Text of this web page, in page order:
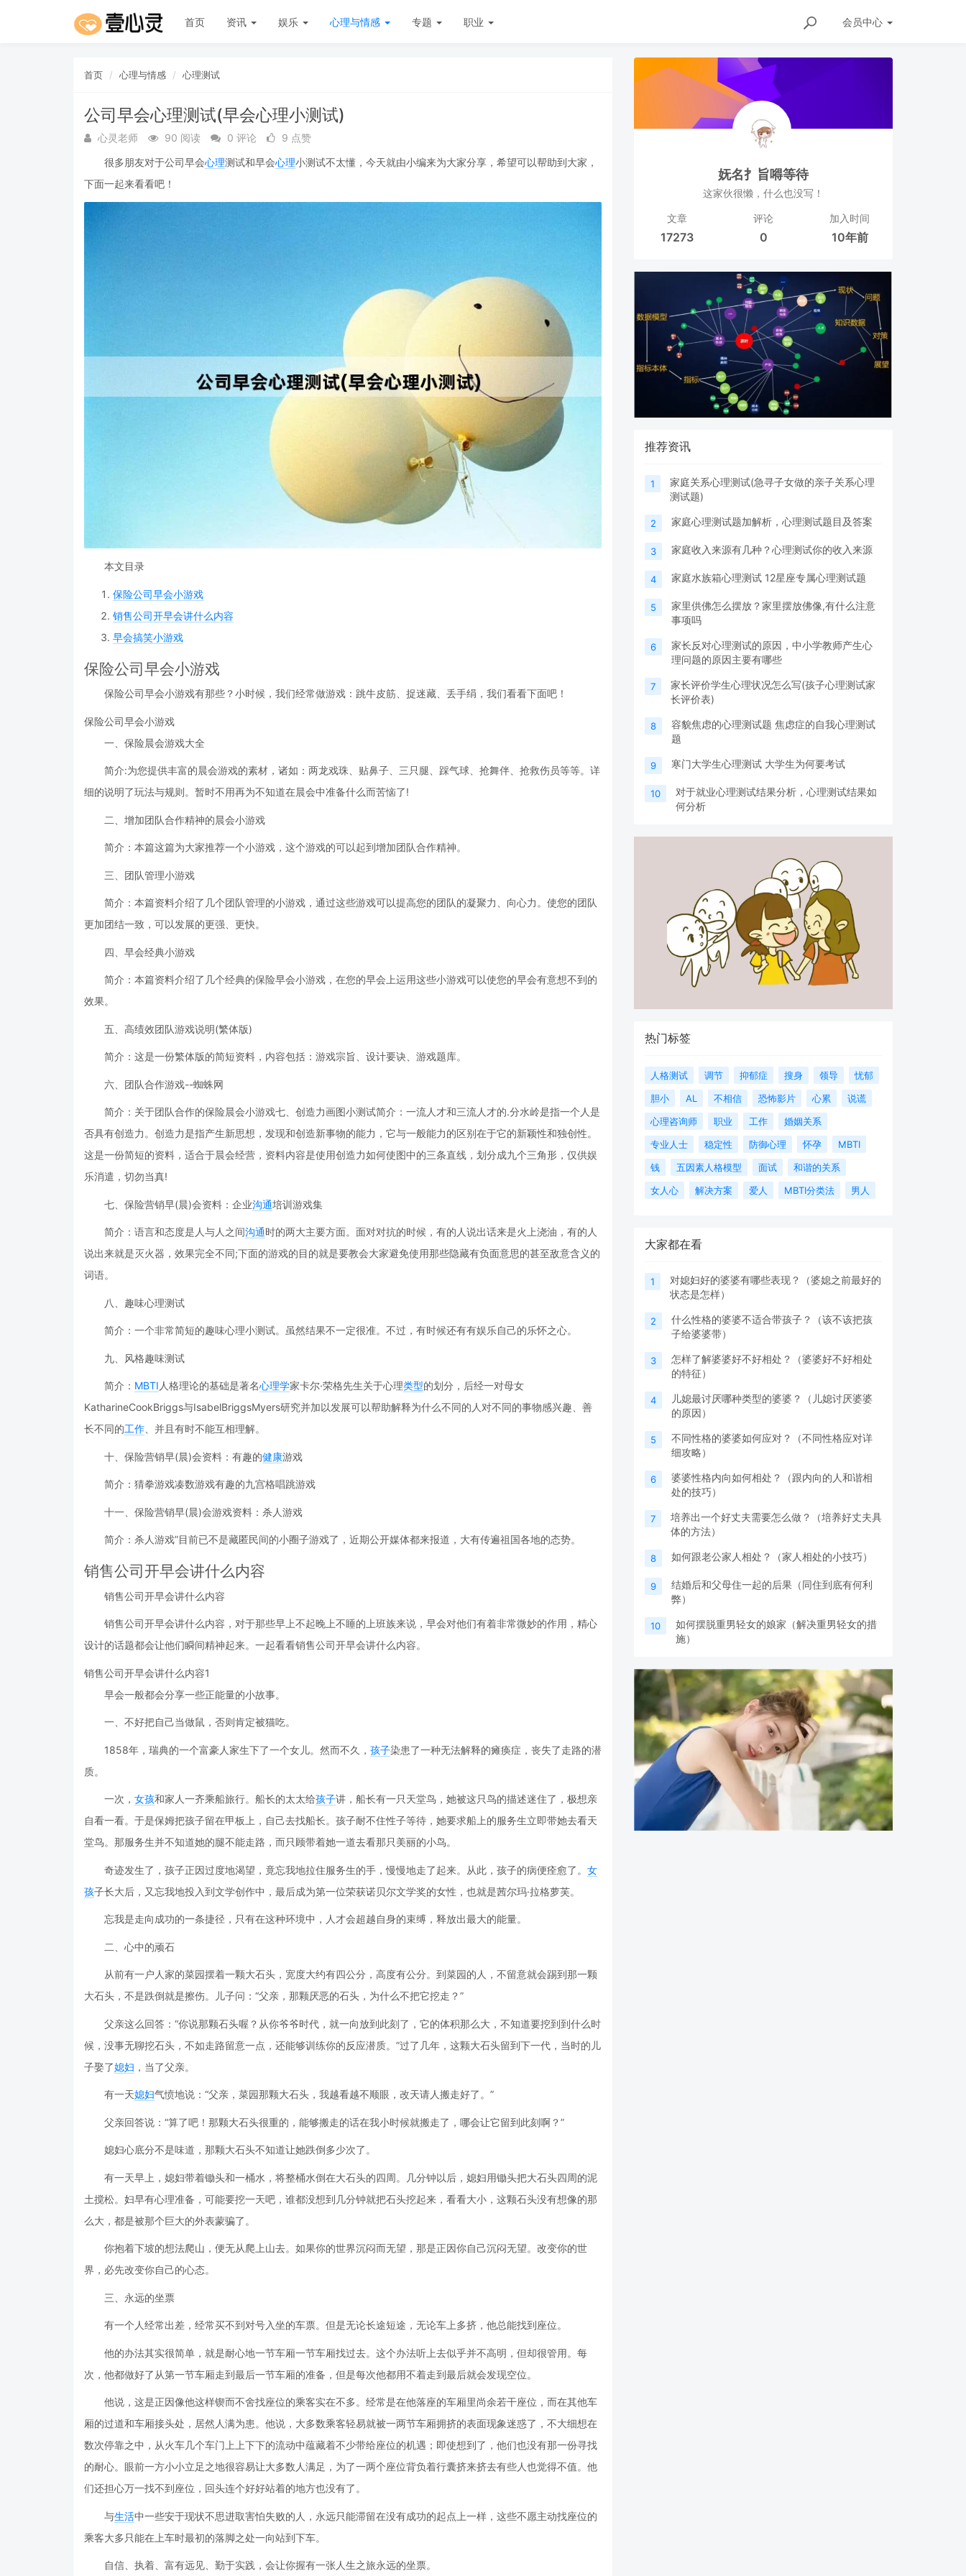
首页 资讯 娱乐 心理与情感 专题 职业 会员中心
首页 心理与情感 心理测试
公司早会心理测试(早会心理小测试)
心灵老师 90 阅读 0 评论
9 点赞
很多朋友对于公司早会心理测试和早会心理小测试不太懂，今天就由小编来为大家分享，希望可以帮助到大家，
下面一起来看看吧！
本文目录
保险公司早会小游戏
销售公司开早会讲什么内容
早会搞笑小游戏
保险公司早会小游戏
保险公司早会小游戏有那些？小时候，我们经常做游戏：跳牛皮筋、捉迷藏、丢手绢，我们看看下面吧！
保险公司早会小游戏
一、保险晨会游戏大全
简介:为您提供丰富的晨会游戏的素材，诸如：两龙戏珠、贴鼻子、三只腿、踩气球、抢舞伴、抢救伤员等等。详
细的说明了玩法与规则。暂时不用再为不知道在晨会中准备什么而苦恼了!
二、增加团队合作精神的晨会小游戏
简介：本篇这篇为大家推荐一个小游戏，这个游戏的可以起到增加团队合作精神。
三、团队管理小游戏
简介：本篇资料介绍了几个团队管理的小游戏，通过这些游戏可以提高您的团队的凝聚力、向心力。使您的团队
更加团结一致，可以发展的更强、更快。
四、早会经典小游戏
简介：本篇资料介绍了几个经典的保险早会小游戏，在您的早会上运用这些小游戏可以使您的早会有意想不到的
效果。
五、高绩效团队游戏说明(繁体版)
简介：这是一份繁体版的简短资料，内容包括：游戏宗旨、设计要诀、游戏题库。
六、团队合作游戏--蜘蛛网
简介：关于团队合作的保险晨会小游戏七、创造力画图小测试简介：一流人才和三流人才的.分水岭是指一个人是
否具有创造力。创造力是指产生新思想，发现和创造新事物的能力，它与一般能力的区别在于它的新颖性和独创性。
这是一份简短的资料，适合于晨会经营，资料内容是使用创造力如何使图中的三条直线，划分成九个三角形，仅供娱
乐消遣，切勿当真!
七、保险营销早(晨)会资料：企业沟通培训游戏集
简介：语言和态度是人与人之间沟通时的两大主要方面。面对对抗的时候，有的人说出话来是火上浇油，有的人
说出来就是灭火器，效果完全不同;下面的游戏的目的就是要教会大家避免使用那些隐藏有负面意思的甚至敌意含义的
词语。
八、趣味心理测试
简介：一个非常简短的趣味心理小测试。虽然结果不一定很准。不过，有时候还有有娱乐自己的乐怀之心。
九、风格趣味测试
简介： MBTI 人格理论的基础是著名心理学家卡尔·荣格先生关于心理类型的划分，后经一对母女
KatharineCookBriggs与IsabelBriggsMyers研究并加以发展可以帮助解释为什么不同的人对不同的事物感兴趣、善
长不同的工作 、并且有时不能互相理解。
十、保险营销早(晨)会资料：有趣的健康游戏
简介：猜拳游戏凑数游戏有趣的九宫格唱跳游戏
十一、保险营销早(晨)会游戏资料：杀人游戏
简介：杀人游戏”目前已不是藏匿民间的小圈子游戏了，近期公开媒体都来报道，大有传遍祖国各地的态势。
销售公司开早会讲什么内容
销售公司开早会讲什么内容
销售公司开早会讲什么内容，对于那些早上不起晚上不睡的上班族来说，早会对他们有着非常微妙的作用，精心
设计的话题都会让他们瞬间精神起来。一起看看销售公司开早会讲什么内容。
销售公司开早会讲什么内容1
早会一般都会分享一些正能量的小故事。
一、不好把自己当做鼠，否则肯定被猫吃。
1858年，瑞典的一个富豪人家生下了一个女儿。然而不久， 孩子染患了一种无法解释的瘫痪症，丧失了走路的潜
质。
一次， 女孩和家人一齐乘船旅行。船长的太太给孩子讲，船长有一只天堂鸟，她被这只鸟的描述迷住了，极想亲
自看一看。于是保姆把孩子留在甲板上，自己去找船长。孩子耐不住性子等待，她要求船上的服务生立即带她去看天
堂鸟。那服务生并不知道她的腿不能走路，而只顾带着她一道去看那只美丽的小鸟。
奇迹发生了，孩子正因过度地渴望，竟忘我地拉住服务生的手，慢慢地走了起来。从此，孩子的病便痊愈了。 女
孩子长大后，又忘我地投入到文学创作中，最后成为第一位荣获诺贝尔文学奖的女性，也就是茜尔玛·拉格萝芙。
忘我是走向成功的一条捷径，只有在这种环境中，人才会超越自身的束缚，释放出最大的能量。
二、心中的顽石
从前有一户人家的菜园摆着一颗大石头，宽度大约有四公分，高度有公分。到菜园的人，不留意就会踢到那一颗
大石头，不是跌倒就是擦伤。儿子问：“父亲，那颗厌恶的石头，为什么不把它挖走？”
父亲这么回答：“你说那颗石头喔？从你爷爷时代，就一向放到此刻了，它的体积那么大，不知道要挖到到什么时
候，没事无聊挖石头，不如走路留意一点，还能够训练你的反应潜质。”过了几年，这颗大石头留到下一代，当时的儿
子娶了媳妇 ，当了父亲。
有一天媳妇气愤地说：“父亲，菜园那颗大石头，我越看越不顺眼，改天请人搬走好了。”
父亲回答说：“算了吧！那颗大石头很重的，能够搬走的话在我小时候就搬走了，哪会让它留到此刻啊？”
媳妇心底分不是味道，那颗大石头不知道让她跌倒多少次了。
有一天早上，媳妇带着锄头和一桶水，将整桶水倒在大石头的四周。几分钟以后，媳妇用锄头把大石头四周的泥
土搅松。妇早有心理准备，可能要挖一天吧，谁都没想到几分钟就把石头挖起来，看看大小，这颗石头没有想像的那
么大，都是被那个巨大的外表蒙骗了。
你抱着下坡的想法爬山，便无从爬上山去。如果你的世界沉闷而无望，那是正因你自己沉闷无望。改变你的世
界，必先改变你自己的心态。
三、永远的坐票
有一个人经常出差，经常买不到对号入坐的车票。但是无论长途短途，无论车上多挤，他总能找到座位。
他的办法其实很简单，就是耐心地一节车厢一节车厢找过去。这个办法听上去似乎并不高明，但却很管用。每
次，他都做好了从第一节车厢走到最后一节车厢的准备，但是每次他都用不着走到最后就会发现空位。
他说，这是正因像他这样锲而不舍找座位的乘客实在不多。经常是在他落座的车厢里尚余若干座位，而在其他车
厢的过道和车厢接头处，居然人满为患。他说，大多数乘客轻易就被一两节车厢拥挤的表面现象迷惑了，不大细想在
数次停靠之中，从火车几个车门上上下下的流动中蕴藏着不少带给座位的机遇；即使想到了，他们也没有那一份寻找
的耐心。眼前一方小小立足之地很容易让大多数人满足，为了一两个座位背负着行囊挤来挤去有些人也觉得不值。他
们还担心万一找不到座位，回头连个好好站着的地方也没有了。
与生活中一些安于现状不思进取害怕失败的人，永远只能滞留在没有成功的起点上一样，这些不愿主动找座位的
乘客大多只能在上车时最初的落脚之处一向站到下车。
自信、执着、富有远见、勤于实践，会让你握有一张人生之旅永远的坐票。
妩名扌旨嘚等待
这家伙很懒，什么也没写！
文章
17273
评论
0
加入时间
10年前
推荐资讯
1
家庭关系心理测试(急寻子女做的亲子关系心理
测试题)
2 家庭心理测试题加解析，心理测试题目及答案
3 家庭收入来源有几种？心理测试你的收入来源
4 家庭水族箱心理测试 12星座专属心理测试题
5
家里供佛怎么摆放？家里摆放佛像,有什么注意
事项吗
6
家长反对心理测试的原因，中小学教师产生心
理问题的原因主要有哪些
7
家长评价学生心理状况怎么写(孩子心理测试家
长评价表)
8
容貌焦虑的心理测试题 焦虑症的自我心理测试
题
9 寒门大学生心理测试 大学生为何要考试
10
对于就业心理测试结果分析，心理测试结果如
何分析
热门标签
人格测试 调节 抑郁症 搜身 领导
忧郁
胆小
AL 不相信 恐怖影片 心累
说谎
心理咨询师
职业 工作
婚姻关系
专业人士
稳定性 防御心理 怀孕
MBTI
钱
五因素人格模型 面试
和谐的关系
女人心
解决方案 爱人 MBTI分类法 男人
大家都在看
1
对媳妇好的婆婆有哪些表现？（婆媳之前最好的
状态是怎样）
2
什么性格的婆婆不适合带孩子？（该不该把孩
子给婆婆带）
3
怎样了解婆婆好不好相处？（婆婆好不好相处
的特征）
4
儿媳最讨厌哪种类型的婆婆？（儿媳讨厌婆婆
的原因）
5
不同性格的婆婆如何应对？（不同性格应对详
细攻略）
6
婆婆性格内向如何相处？（跟内向的人和谐相
处的技巧）
7
培养出一个好丈夫需要怎么做？（培养好丈夫具
体的方法）
8 如何跟老公家人相处？（家人相处的小技巧）
9
结婚后和父母住一起的后果（同住到底有何利
弊）
10
如何摆脱重男轻女的娘家（解决重男轻女的措
施）